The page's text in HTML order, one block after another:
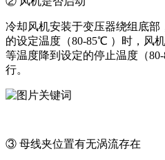
冷却风机安装于变压器绕组底
的设定温度（80-85℃ ）时，风
等温度降到设定的停止温度（
行。
③ 母线夹位置有无涡流存在